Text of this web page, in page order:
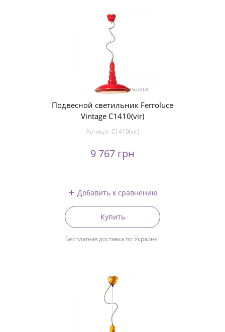
Подвесной светильник Ferroluce
Vintage C1410(vir)
Артикул: C1410(vir)
9 767 грн
Добавить к сравнению
Купить
Бесплатная доставка по Украине1